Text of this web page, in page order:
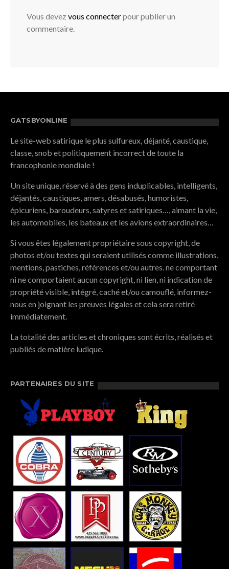
Vous devez vous connecterpour publier un
commentaire.
GATSBYONLINE
Le site-web satirique le plus sulfureux, déjanté, caustique,
classe, snob et politiquement incorrect de toute la
francophonie mondiale !
Un site unique, réservé à des gens induplicables, intelligents,
déjantés, caustiques, amers, désabusés, humoristes,
épicuriens, baroudeurs, satyres et satiriques…, aimant la vie,
les automobiles, les bateaux et les avions extraordinaires…
Si vous êtes légalement propriétaire sous copyright, de
photos et/ou textes qui seraient utilisés comme illustrations,
mentions, pastiches, références et/ou autres. ne comportant
ni ne comportaient aucun copyright, ni lien, ni indication de
propriété visible, intégré, caché et/ou camouflé, informez-
nous en joignant les preuves légales et cela sera retiré
immédiatement.
La totalité des articles et chroniques sont écrits, réalisés et
publiés de matière ludique.
PARTENAIRES DU SITE